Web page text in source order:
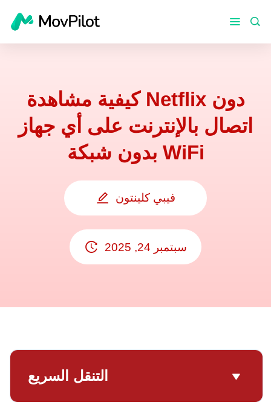
كيفية مشاهدة Netflix دون
اتصال بالإنترنت على أي جهاز
بدون شبكة WiFi
فيبي كلينتون
سبتمبر 24, 2025
التنقل السريع